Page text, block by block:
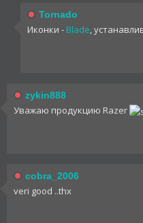
Tornado
Иконки - Blade,
zykin888
Уважаю продукцию Razer
cobra_2006
veri good ..thx